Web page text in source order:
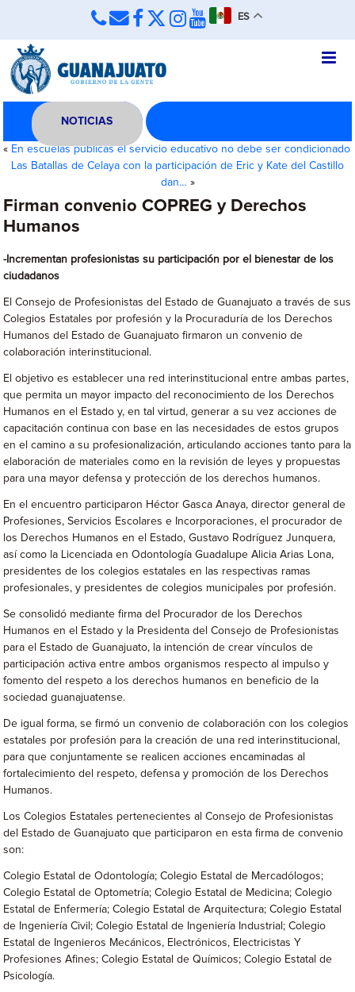
ES
NOTICIAS
« En escuelas públicas el servicio educativo no debe ser condicionado
Las Batallas de Celaya con la participación de Eric y Kate del Castillo
dan… »
Firman convenio COPREG y Derechos
Humanos
-Incrementan profesionistas su participación por el bienestar de los
ciudadanos
El Consejo de Profesionistas del Estado de Guanajuato a través de sus
Colegios Estatales por profesión y la Procuraduría de los Derechos
Humanos del Estado de Guanajuato firmaron un convenio de
colaboración interinstitucional.
El objetivo es establecer una red interinstitucional entre ambas partes,
que permita un mayor impacto del reconocimiento de los Derechos
Humanos en el Estado y, en tal virtud, generar a su vez acciones de
capacitación continua con base en las necesidades de estos grupos
en el camino a su profesionalización, articulando acciones tanto para la
elaboración de materiales como en la revisión de leyes y propuestas
para una mayor defensa y protección de los derechos humanos.
En el encuentro participaron Héctor Gasca Anaya, director general de
Profesiones, Servicios Escolares e Incorporaciones, el procurador de
los Derechos Humanos en el Estado, Gustavo Rodríguez Junquera,
así como la Licenciada en Odontología Guadalupe Alicia Arias Lona,
presidentes de los colegios estatales en las respectivas ramas
profesionales, y presidentes de colegios municipales por profesión.
Se consolidó mediante firma del Procurador de los Derechos
Humanos en el Estado y la Presidenta del Consejo de Profesionistas
para el Estado de Guanajuato, la intención de crear vínculos de
participación activa entre ambos organismos respecto al impulso y
fomento del respeto a los derechos humanos en beneficio de la
sociedad guanajuatense.
De igual forma, se firmó un convenio de colaboración con los colegios
estatales por profesión para la creación de una red interinstitucional,
para que conjuntamente se realicen acciones encaminadas al
fortalecimiento del respeto, defensa y promoción de los Derechos
Humanos.
Los Colegios Estatales pertenecientes al Consejo de Profesionistas
del Estado de Guanajuato que participaron en esta firma de convenio
son:
Colegio Estatal de Odontología; Colegio Estatal de Mercadólogos;
Colegio Estatal de Optometría; Colegio Estatal de Medicina; Colegio
Estatal de Enfermería; Colegio Estatal de Arquitectura; Colegio Estatal
de Ingeniería Civil; Colegio Estatal de Ingeniería Industrial; Colegio
Estatal de Ingenieros Mecánicos, Electrónicos, Electricistas Y
Profesiones Afines; Colegio Estatal de Químicos; Colegio Estatal de
Psicología.